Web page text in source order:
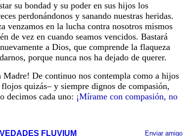
su bondad y su poder en sus hijos los
perdonándonos y sanando nuestras heridas.
venzamos en la lucha contra nosotros mismos
de vez en cuando seamos vencidos. Bastará
a Dios, que comprende la flaqueza
porque nunca nos ha dejado de querer.
De continuo nos contempla como a hijos
quizás– y siempre dignos de compasión,
decimos cada uno: ¡Mírame con compasión, no
Enviar amigo
FLUVIUM